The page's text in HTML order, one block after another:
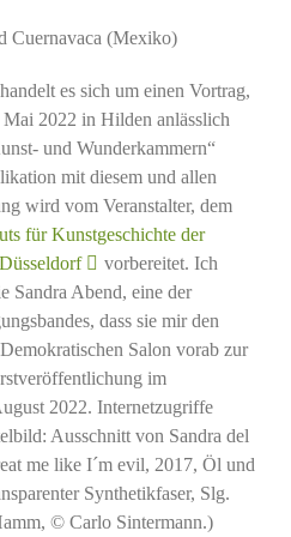
Cuernavaca (Mexiko)
es sich um einen Vortrag,
2022 in Hilden anlässlich
und Wunderkammern“
mit diesem und allen
wird vom Veranstalter, dem
für Kunstgeschichte der
vorbereitet. Ich
Sandra Abend, eine der
dass sie mir den
Salon vorab zur
im
2022. Internetzugriffe
Ausschnitt von Sandra del
me like I´m evil, 2017, Öl und
Synthetikfaser, Slg.
© Carlo Sintermann.)